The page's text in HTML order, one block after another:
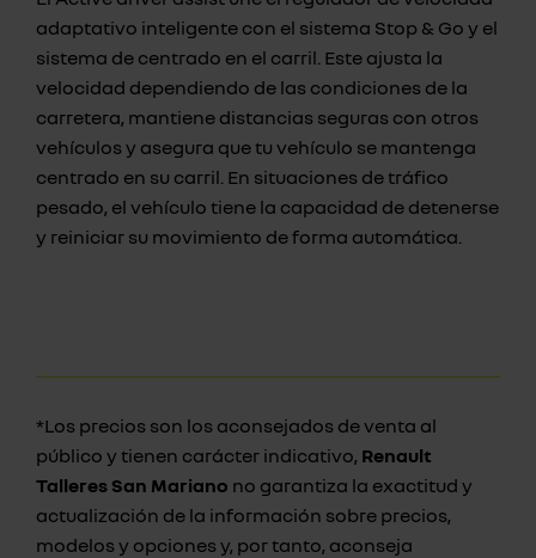
adaptativo inteligente con el sistema Stop & Go y el
sistema de centrado en el carril. Este ajusta la
velocidad dependiendo de las condiciones de la
carretera, mantiene distancias seguras con otros
vehículos y asegura que tu vehículo se mantenga
centrado en su carril. En situaciones de tráfico
pesado, el vehículo tiene la capacidad de detenerse
y reiniciar su movimiento de forma automática.
*Los precios son los aconsejados de venta al
público y tienen carácter indicativo, Renault
Talleres San Mariano no garantiza la exactitud y
actualización de la información sobre precios,
modelos y opciones y, por tanto, aconseja